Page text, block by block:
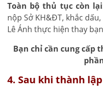
Toàn bộ thủ tục còn lại
nộp Sở KH&ĐT, khắc
Lê Ánh thực hiện thay
Bạn chỉ cần cung cấp
4. Sau khi thành